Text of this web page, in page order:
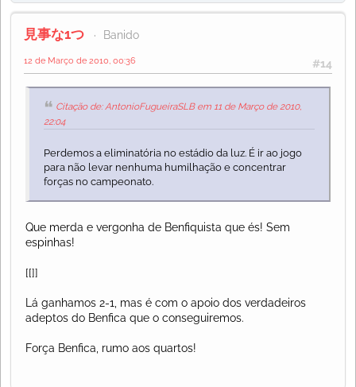
見事な1つ Banido
#14
12 de Março de 2010, 00:36
Citação de: AntonioFugueiraSLB em 11 de Março de 2010,
22:04
Perdemos a eliminatória no estádio da luz. É ir ao jogo
para não levar nenhuma humilhação e concentrar
forças no campeonato.
Que merda e vergonha de Benfiquista que és! Sem
espinhas!
[[]]
Lá ganhamos 2-1, mas é com o apoio dos verdadeiros
adeptos do Benfica que o conseguiremos.
Força Benfica, rumo aos quartos!